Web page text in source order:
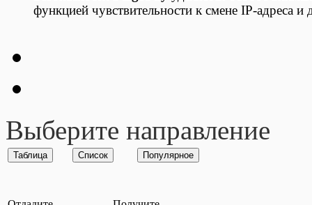
функцией чувствительности к смене IP-адреса
Выберите направление